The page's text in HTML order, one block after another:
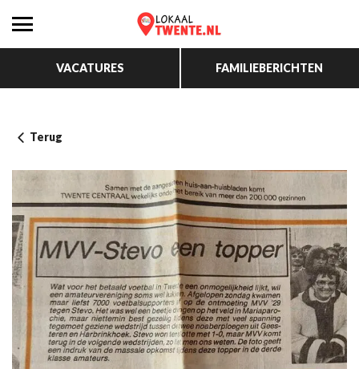
VACATURES FAMILIEBERICHTEN
Terug